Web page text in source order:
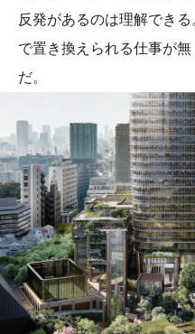
反発があるのは理解でき
で置き換えられる仕事が
だ。